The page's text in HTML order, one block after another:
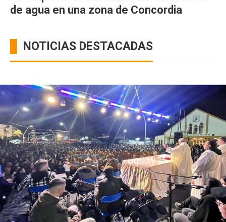
de agua en una zona de Concordia
NOTICIAS DESTACADAS